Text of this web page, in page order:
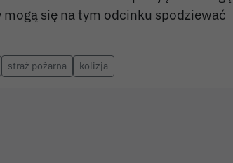
się na tym odcinku spodziewać
straż pożarna kolizja